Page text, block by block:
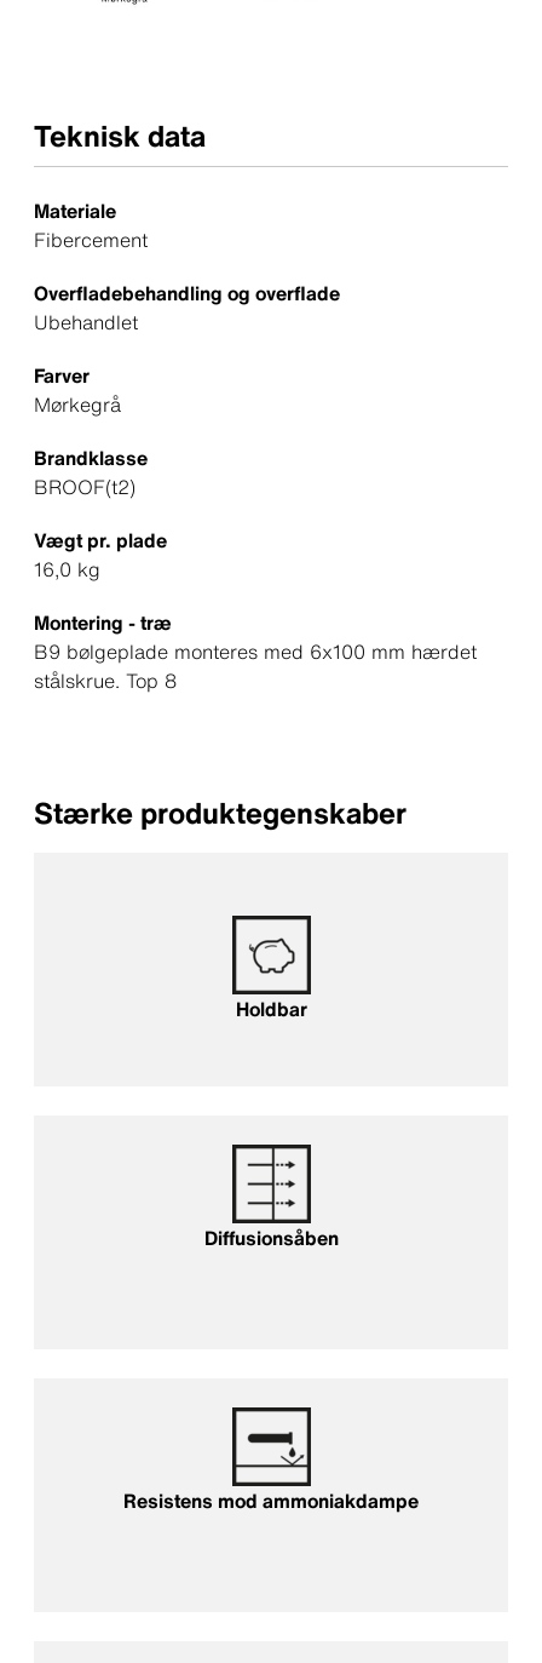
Teknisk data
Materiale
Fibercement
Overfladebehandling og overflade
Ubehandlet
Farver
Mørkegrå
Brandklasse
BROOF(t2)
Vægt pr. plade
16,0 kg
Montering - træ
B9 bølgeplade monteres med 6x100 mm hærdet
stålskrue. Top 8
Stærke produktegenskaber
Holdbar
Diffusionsåben
Resistens mod ammoniakdampe